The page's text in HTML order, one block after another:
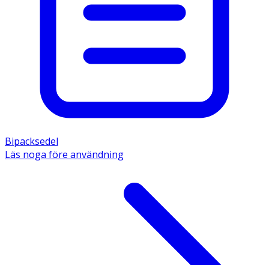
Bipacksedel
Läs noga före användning